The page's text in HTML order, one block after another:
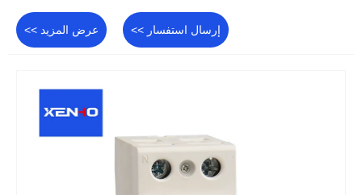
عرض المزيد >> إرسال استفسار >>